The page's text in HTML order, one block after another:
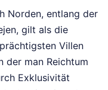
Norden, entlang der
gilt als die
Villen
der man Reichtum
Exklusivität